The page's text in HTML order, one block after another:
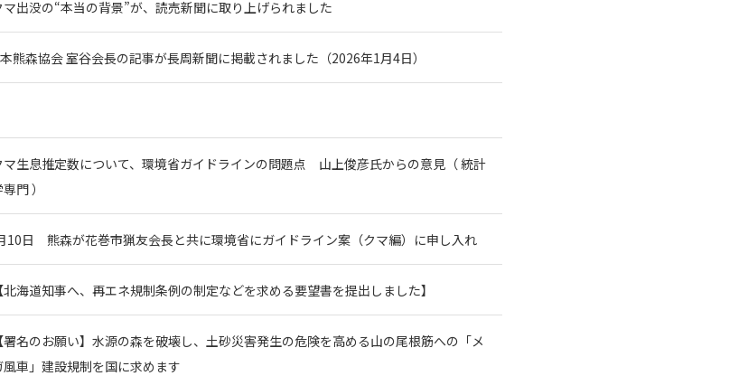
マ出没の“本当の背景”が、読売新聞に取り上げられました
熊森協会 室谷会長の記事が長周新聞に掲載されました（2026年1月4日）
マ生息推定数について、環境省ガイドラインの問題点 山上俊彦氏からの意見（ 統計
門 ）
10日 熊森が花巻市猟友会長と共に環境省にガイドライン案（クマ編）に申し入れ
【北海道知事へ、再エネ規制条例の制定などを求める要望書を提出しました】
【署名のお願い】水源の森を破壊し、土砂災害発生の危険を高める山の尾根筋への「メ
風車」建設規制を国に求めます